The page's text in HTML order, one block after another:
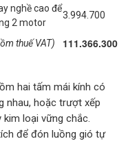
nghề cao để
2 motor
3.994.700
thuế VAT) 111.366.300
hai tấm mái kính có
nhau, hoặc trượt xếp
loại vững chắc.
để đón luồng gió tự